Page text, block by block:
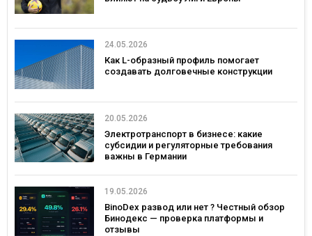
24.05.2026
Как L-образный профиль помогает
создавать долговечные конструкции
20.05.2026
Электротранспорт в бизнесе: какие
субсидии и регуляторные требования
важны в Германии
19.05.2026
BinoDex развод или нет ? Честный обзор
Бинодекс — проверка платформы и
отзывы